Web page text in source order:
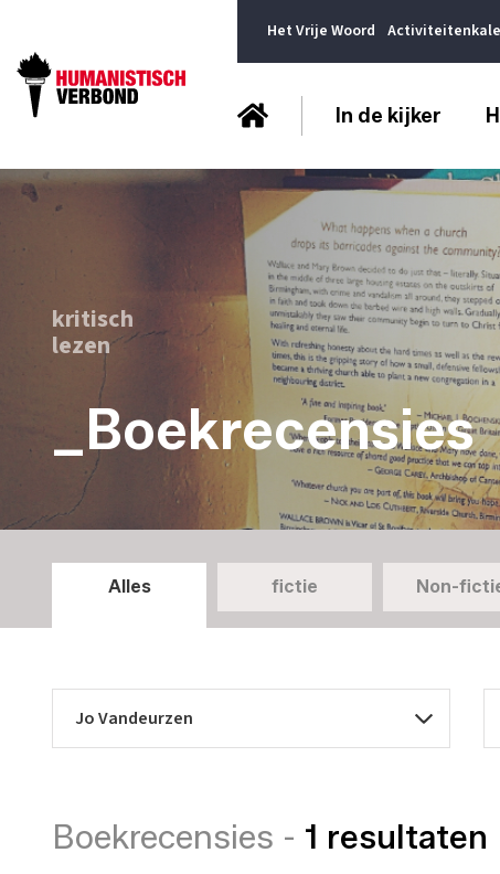
Het Vrije Woord
In de kijker
kritisch
lezen
_Boekrecensies
Alles fictie Non-
Boekrecensies - 1 resultaten